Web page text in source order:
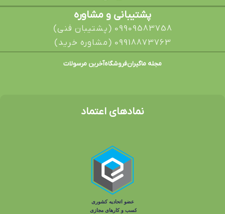
پشتیبانی و مشاوره
09909583758 (پشتیبان فنی)
09918873763 (مشاوره خرید)
مجله ماگیرانفروشگاهآخرین مرسولات
نمادهای اعتماد